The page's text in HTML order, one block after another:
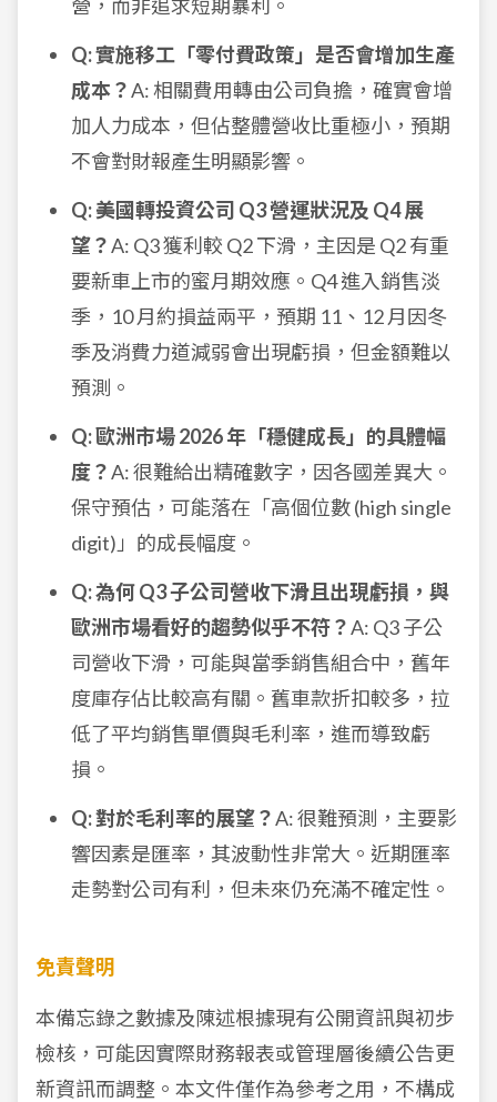
營，而非追求短期暴利。
Q: 實施移工「零付費政策」是否會增加生產
成本？A: 相關費用轉由公司負擔，確實會增
加人力成本，但佔整體營收比重極小，預期
不會對財報產生明顯影響。
Q: 美國轉投資公司 Q3 營運狀況及 Q4 展
望？A: Q3 獲利較 Q2 下滑，主因是 Q2 有重
要新車上市的蜜月期效應。Q4 進入銷售淡
季，10 月約損益兩平，預期 11、12 月因冬
季及消費力道減弱會出現虧損，但金額難以
預測。
Q: 歐洲市場 2026 年「穩健成長」的具體幅
度？A: 很難給出精確數字，因各國差異大。
保守預估，可能落在「高個位數 (high single
digit)」的成長幅度。
Q: 為何 Q3 子公司營收下滑且出現虧損，與
歐洲市場看好的趨勢似乎不符？A: Q3 子公
司營收下滑，可能與當季銷售組合中，舊年
度庫存佔比較高有關。舊車款折扣較多，拉
低了平均銷售單價與毛利率，進而導致虧
損。
Q: 對於毛利率的展望？A: 很難預測，主要影
響因素是匯率，其波動性非常大。近期匯率
走勢對公司有利，但未來仍充滿不確定性。
免責聲明
本備忘錄之數據及陳述根據現有公開資訊與初步
檢核，可能因實際財務報表或管理層後續公告更
新資訊而調整。本文件僅作為參考之用，不構成